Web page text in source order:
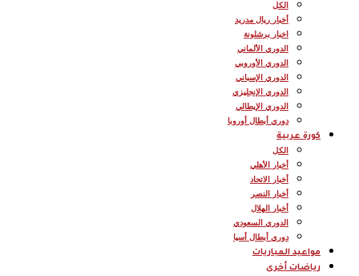
الكل
أخبار ريال مدريد
اخبار برشلونة
الدوري الألماني
الدوري الأوروبي
الدوري الإسباني
الدوري الإنجليزي
الدوري الإيطالي
دوري أبطال أوروبا
كورة عربية
الكل
أخبار الأهلي
أخبار الاتحاد
أخبار النصر
أخبار الهلال
الدوري السعودي
دوري أبطال أسيا
مواعيد المباريات
رياضات أخرى